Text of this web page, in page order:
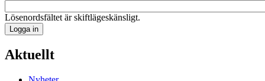
Lösenordsfältet är skiftlägeskänsligt.
Aktuellt